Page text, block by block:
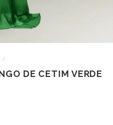
/
DE CETIM VERDE